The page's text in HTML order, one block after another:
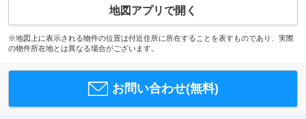
地図アプリで開く
※地図上に表示される物件の位置は付近住所に所在することを表すものであり、実際
の物件所在地とは異なる場合がございます。
お問い合わせ(無料)